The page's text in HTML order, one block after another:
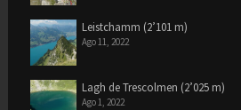
Leistchamm (2’101 m)
Ago 11, 2022
Lagh de Trescolmen (2’025 m)
Ago 1, 2022